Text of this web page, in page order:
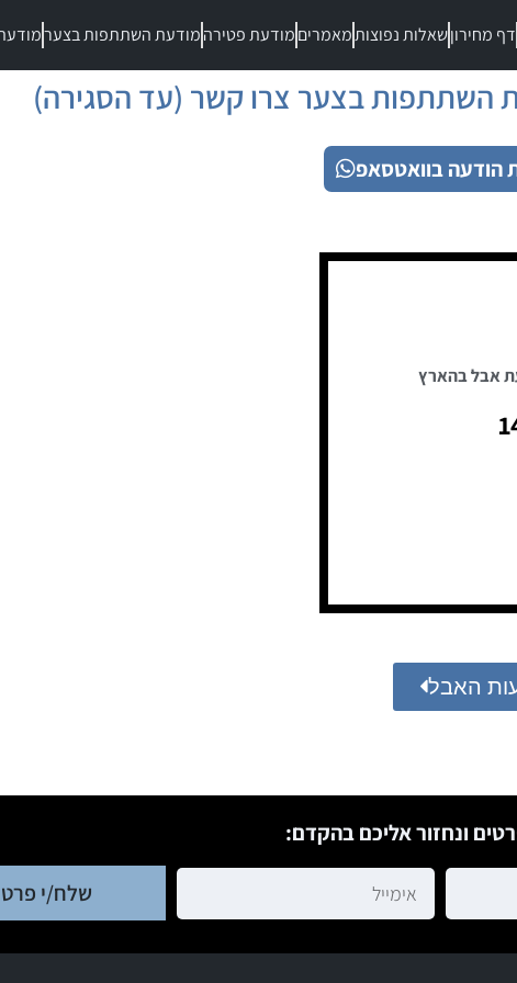
דף מחירוןשאלות נפוצותמאמריםמודעת פטירהמודעת השתתפות בצער
השתתפות בצער צרו קשר (עד הסגירה)
הודעה בוואטסאפ
אבל בהארץ
האבל
ונחזור אליכם בהקדם:
שלח/י